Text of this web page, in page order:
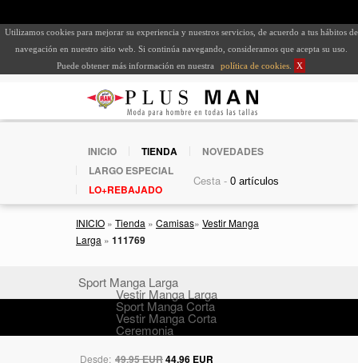
Utilizamos cookies para mejorar su experiencia y nuestros servicios, de acuerdo a tus hábitos de
navegación en nuestro sitio web. Si continúa navegando, consideramos que acepta su uso.
Puede obtener más información en nuestra
política de cookies X
INICIO TIENDA
NOVEDADES
LARGO ESPECIAL
LO+REBAJADO
Cesta -
INICIO » Tienda » Camisas» Vestir Manga
Larga » 111769
Sport Manga Larga
Vestir Manga Larga
Sport Manga Corta
Vestir Manga Corta
Ceremonia
Desde: 49,95 EUR44,96 EUR